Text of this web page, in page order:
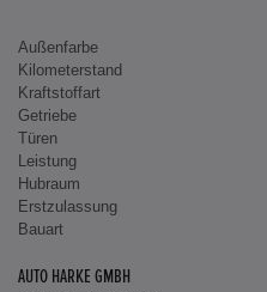
Außenfarbe
Kilometerstand
Kraftstoffart
Getriebe
Türen
Leistung
Hubraum
Erstzulassung
Bauart
AUTO HARKE GMBH